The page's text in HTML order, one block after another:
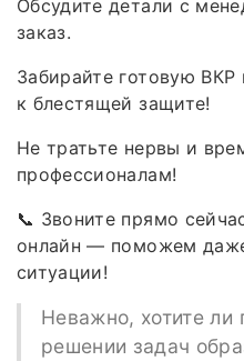
Обсудите детали с
заказ.
Забирайте готовую
к блестящей защите!
Не тратьте нервы и
профессионалам!
📞 Звоните прямо
онлайн — поможем
ситуации!
Неважно, хотите ли
решении задач